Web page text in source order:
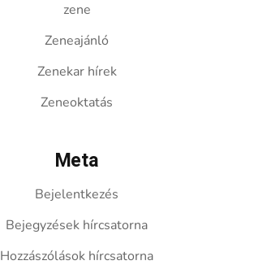
zene
Zeneajánló
Zenekar hírek
Zeneoktatás
Meta
Bejelentkezés
Bejegyzések hírcsatorna
Hozzászólások hírcsatorna